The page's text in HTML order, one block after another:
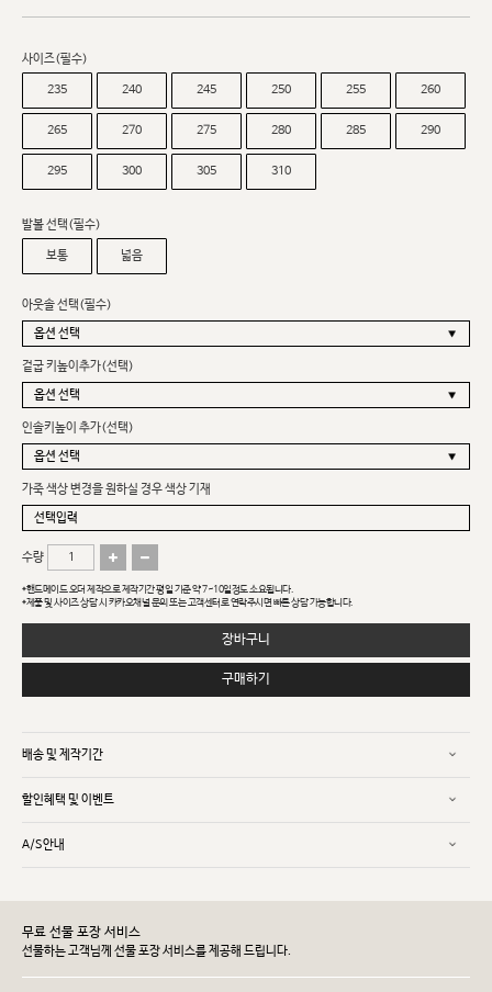
사이즈(필수)
235 240 245 250 255 260
265 270 275 280 285 290
295 300 305 310
발볼 선택(필수)
보통 넓음
아웃솔 선택(필수)
겉굽 키높이추가(선택)
인솔키높이 추가(선택)
가죽 색상 변경을 원하실 경우 색상 기재
수량
*핸드메이드 오더 제작으로 제작기간 평일 기준 약 7~10일정도 소요됩니다.
*제품 및 사이즈 상담 시 카카오채널 문의 또는 고객센터로 연락주시면 빠른 상담 가능합니다.
장바구니
구매하기
배송 및 제작기간
할인혜택 및 이벤트
A/S안내
무료 선물 포장 서비스
선물하는 고객님께 선물 포장 서비스를 제공해 드립니다.